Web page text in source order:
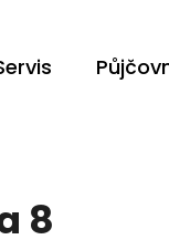
8
HLEDAT